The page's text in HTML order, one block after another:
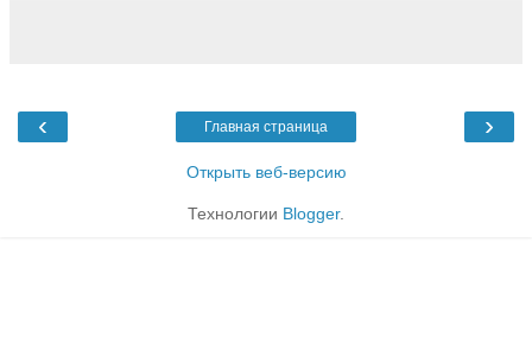
‹ ›
Главная страница
Открыть веб-версию
Технологии Blogger.